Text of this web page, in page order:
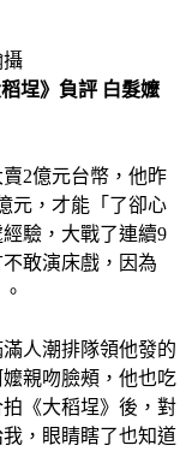
攝
稻埕》負評 白髮嬤
2億元台幣，他昨
元，才能「了卻心
驗，大戰了連續9
敢演床戲，因為
人潮排隊領他發的
親吻臉頰，他也吃
《大稻埕》後，對
，眼睛瞎了也知道